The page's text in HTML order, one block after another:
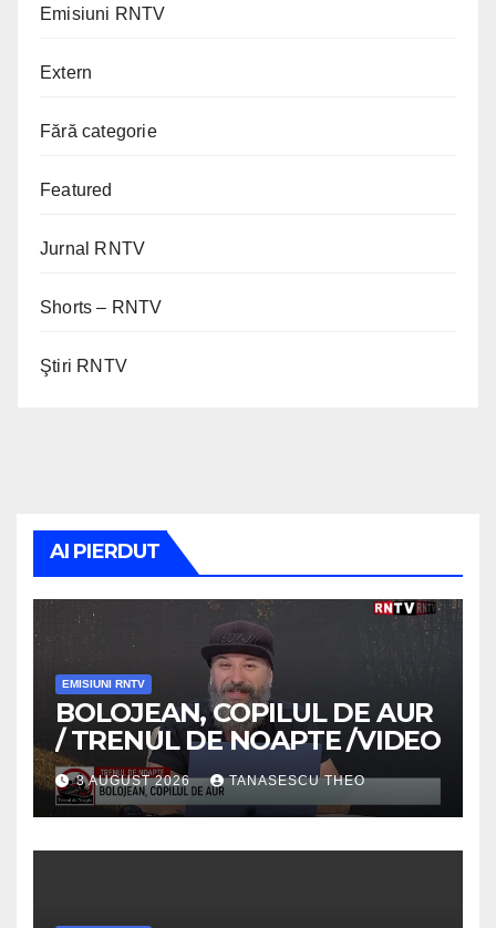
Emisiuni RNTV
Extern
Fără categorie
Featured
Jurnal RNTV
Shorts – RNTV
Ştiri RNTV
AI PIERDUT
EMISIUNI RNTV
BOLOJEAN, COPILUL DE AUR
/ TRENUL DE NOAPTE /VIDEO
3 AUGUST 2026 TANASESCU THEO